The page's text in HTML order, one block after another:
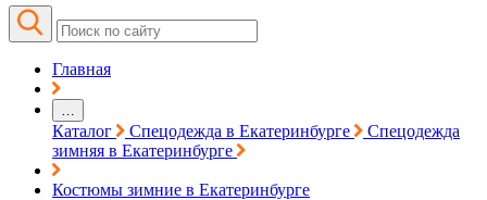
Главная
…
Каталог Спецодежда в Екатеринбурге
Спецодежда
зимняя в Екатеринбурге
Костюмы зимние в Екатеринбурге